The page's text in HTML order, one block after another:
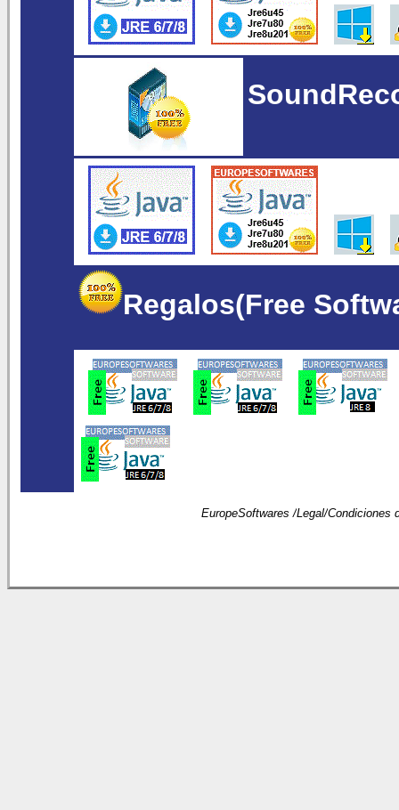
Regalos(Free
EuropeSoftwares /Legal/Condiciones